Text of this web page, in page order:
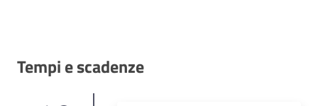
Tempi e scadenze